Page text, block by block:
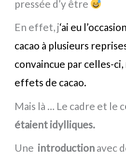
pressée d’y être
En effet, j‘ai eu
cacao à plusieurs
convaincue par celles-
effets de cacao.
Mais là … Le cadre et le c
étaient idylliques.
Une introduction avec